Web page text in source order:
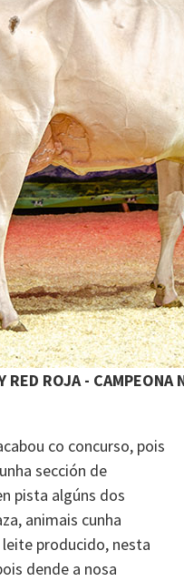
RED ROJA -
co concurso, pois
sección de
pista algúns dos
animais cunha
producido, nesta
dende a nosa